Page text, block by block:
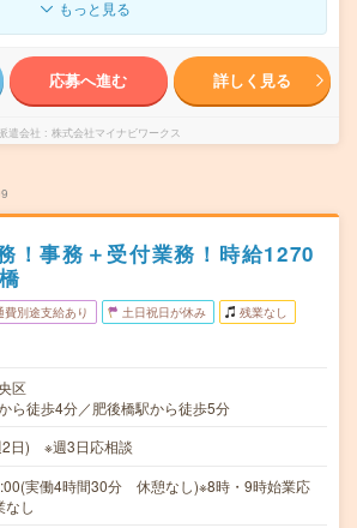
もっと見る
応募へ進む 詳しく見る
遣会社 株式会社マイナビワークス
！事務＋受付業務！時給1270
費別途支給あり 土日祝日が休み 残業なし
区
ら徒歩4分／肥後橋駅から徒歩5分
2日) ※週3日応相談
実働4時間30分 休憩なし)※8時・9時始業応
なし